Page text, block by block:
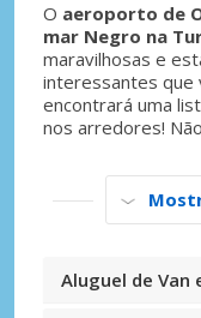
O aeroporto de
mar Negro na
maravilhosas e
interessantes que
encontrará uma
nos arredores!
Aluguel de Van